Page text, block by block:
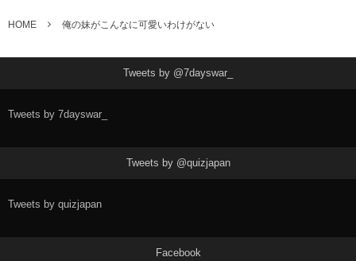
HOME 俺の妹がこんなに可愛いわけがない
Tweets by @7dayswar_
Tweets by 7dayswar_
Tweets by @quizjapan
Tweets by quizjapan
Facebook